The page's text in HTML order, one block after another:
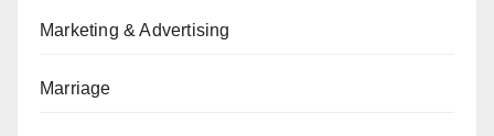
Marketing & Advertising
Marriage